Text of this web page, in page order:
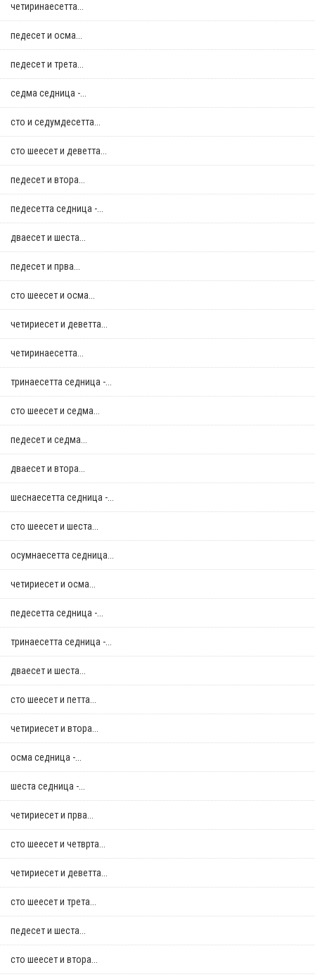
четиринаесетта...
педесет и осма...
педесет и трета...
седма седница -...
сто и седумдесетта...
сто шеесет и деветта...
педесет и втора...
педесетта седница -...
дваесет и шеста...
педесет и прва...
сто шеесет и осма...
четириесет и деветта...
четиринаесетта...
тринаесетта седница -...
сто шеесет и седма...
педесет и седма...
дваесет и втора...
шеснаесетта седница -...
сто шеесет и шеста...
осумнaесетта седница...
четириесет и осма...
педесетта седница -...
тринаесетта седница -...
дваесет и шеста...
сто шеесет и петта...
четириесет и втора...
осма седница -...
шеста седница -...
четириесет и прва...
сто шеесет и четврта...
четириесет и деветта...
сто шеесет и трета...
педесет и шеста...
сто шеесет и втора...